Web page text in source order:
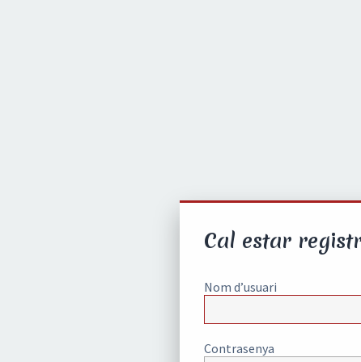
Cal estar
Nom d’usuari
Contrasenya